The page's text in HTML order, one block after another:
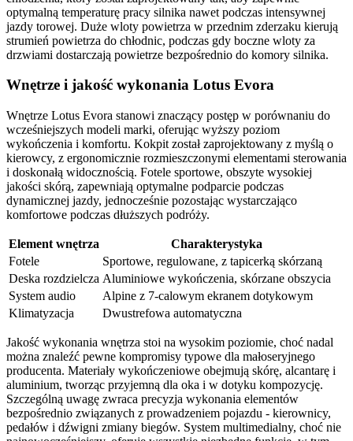
optymalną temperaturę pracy silnika nawet podczas intensywnej
jazdy torowej. Duże wloty powietrza w przednim zderzaku kierują
strumień powietrza do chłodnic, podczas gdy boczne wloty za
drzwiami dostarczają powietrze bezpośrednio do komory silnika.
Wnętrze i jakość wykonania Lotus Evora
Wnętrze Lotus Evora stanowi znaczący postęp w porównaniu do
wcześniejszych modeli marki, oferując wyższy poziom
wykończenia i komfortu. Kokpit został zaprojektowany z myślą o
kierowcy, z ergonomicznie rozmieszczonymi elementami sterowania
i doskonałą widocznością. Fotele sportowe, obszyte wysokiej
jakości skórą, zapewniają optymalne podparcie podczas
dynamicznej jazdy, jednocześnie pozostając wystarczająco
komfortowe podczas dłuższych podróży.
Element wnętrza
Charakterystyka
Fotele
Sportowe, regulowane, z tapicerką skórzaną
Deska rozdzielcza Aluminiowe wykończenia, skórzane obszycia
System audio
Alpine z 7-calowym ekranem dotykowym
Klimatyzacja
Dwustrefowa automatyczna
Jakość wykonania wnętrza stoi na wysokim poziomie, choć nadal
można znaleźć pewne kompromisy typowe dla małoseryjnego
producenta. Materiały wykończeniowe obejmują skórę, alcantarę i
aluminium, tworząc przyjemną dla oka i w dotyku kompozycję.
Szczególną uwagę zwraca precyzja wykonania elementów
bezpośrednio związanych z prowadzeniem pojazdu - kierownicy,
pedałów i dźwigni zmiany biegów. System multimedialny, choć nie